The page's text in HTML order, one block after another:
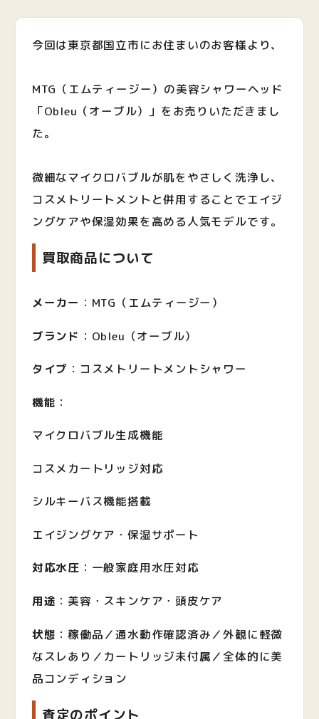
今回は東京都国立市にお住まいのお客様より、
MTG（エムティージー）の美容シャワーヘッド
「Obleu（オーブル）」をお売りいただきまし
た。
微細なマイクロバブルが肌をやさしく洗浄し、
コスメトリートメントと併用することでエイジ
ングケアや保湿効果を高める人気モデルです。
買取商品について
メーカー ：MTG（エムティージー）
ブランド ：Obleu（オーブル）
タイプ ：コスメトリートメントシャワー
機能 ：
マイクロバブル生成機能
コスメカートリッジ対応
シルキーバス機能搭載
エイジングケア・保湿サポート
対応水圧 ：一般家庭用水圧対応
用途 ：美容・スキンケア・頭皮ケア
状態 ：稼働品／通水動作確認済み／外観に軽微
なスレあり／カートリッジ未付属／全体的に美
品コンディション
査定のポイント